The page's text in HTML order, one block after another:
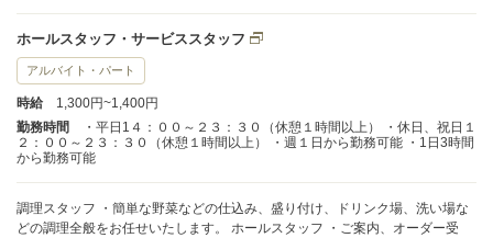
ホールスタッフ・サービススタッフ
アルバイト・パート
時給
1,300円~1,400円
勤務時間
・平日1４：００～２３：３０（休憩１時間以上） ・休日、祝日１
２：００～２３：３０（休憩１時間以上） ・週１日から勤務可能 ・1日3時間
から勤務可能
調理スタッフ ・簡単な野菜などの仕込み、盛り付け、ドリンク場、洗い場な
どの調理全般をお任せいたします。 ホールスタッフ ・ご案内、オーダー受